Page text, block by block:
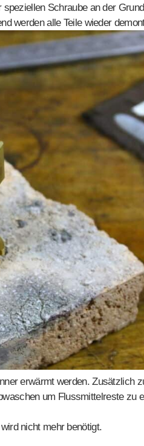
Schraube an der
werden alle Teile wieder
erwärmt werden. Zusätzlich
um Flussmittelreste
nicht mehr benötigt.